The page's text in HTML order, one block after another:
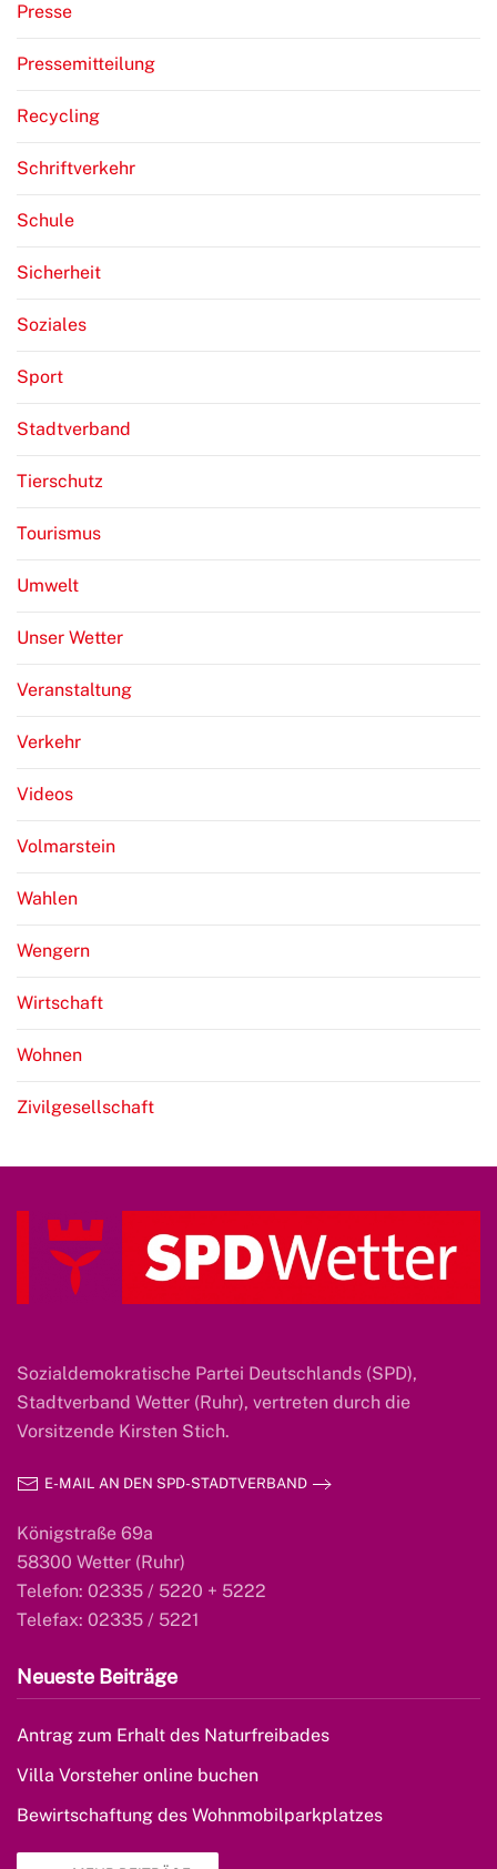
Presse
Pressemitteilung
Recycling
Schriftverkehr
Schule
Sicherheit
Soziales
Sport
Stadtverband
Tierschutz
Tourismus
Umwelt
Unser Wetter
Veranstaltung
Verkehr
Videos
Volmarstein
Wahlen
Wengern
Wirtschaft
Wohnen
Zivilgesellschaft
Sozialdemokratische Partei Deutschlands (SPD),
Stadtverband Wetter (Ruhr), vertreten durch die
Vorsitzende Kirsten Stich.
E-MAIL AN DEN SPD-STADTVERBAND
Königstraße 69a
58300 Wetter (Ruhr)
Telefon: 02335 / 5220 + 5222
Telefax: 02335 / 5221
Neueste Beiträge
Antrag zum Erhalt des Naturfreibades
Villa Vorsteher online buchen
Bewirtschaftung des Wohnmobilparkplatzes